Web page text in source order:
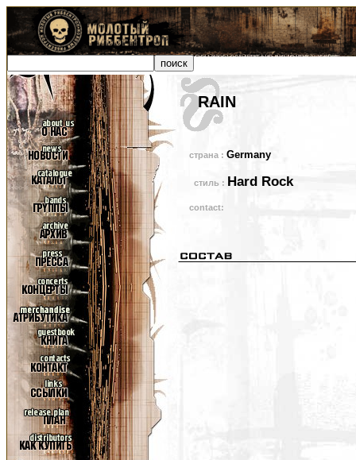
RAIN
страна : Germany
стиль : Hard Rock
contact: